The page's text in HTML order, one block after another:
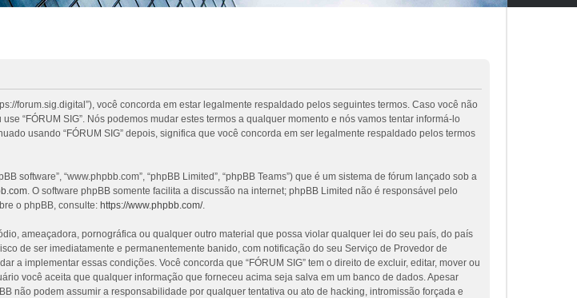
forum.sig.digital”), você concorda em estar legalmente respaldado pelos seguintes termos. Caso você não
“FÓRUM SIG”. Nós podemos mudar estes termos a qualquer momento e nós vamos tentar informá-lo
usando “FÓRUM SIG” depois, significa que você concorda em ser legalmente respaldado pelos termos
software”, “www.phpbb.com”, “phpBB Limited”, “phpBB Teams”) que é um sistema de fórum lançado sob a
. O software phpBB somente facilita a discussão na internet; phpBB Limited não é responsável pelo
o phpBB, consulte: https://www.phpbb.com/.
ameaçadora, pornográfica ou qualquer outro material que possa violar qualquer lei do seu país, do país
de ser imediatamente e permanentemente banido, com notificação do seu Serviço de Provedor de
a implementar essas condições. Você concorda que “FÓRUM SIG” tem o direito de excluir, editar, mover ou
você aceita que qualquer informação que forneceu acima seja salva em um banco de dados. Apesar
não podem assumir a responsabilidade por qualquer tentativa ou ato de hacking, intromissão forçada e